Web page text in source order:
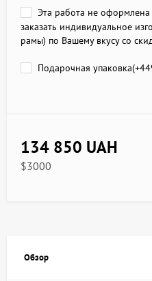
Эта работа не
заказать индивидуальное
рамы) по Вашему вкусу со
Подарочная упаковка(+
134 850 UAH
$3000
Обзор